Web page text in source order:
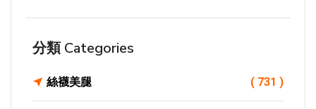
分類 Categories
絲襪美腿 ( 731 )